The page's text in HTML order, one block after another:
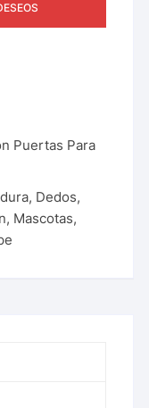
Puertas Para
, Dedos,
, Mascotas,